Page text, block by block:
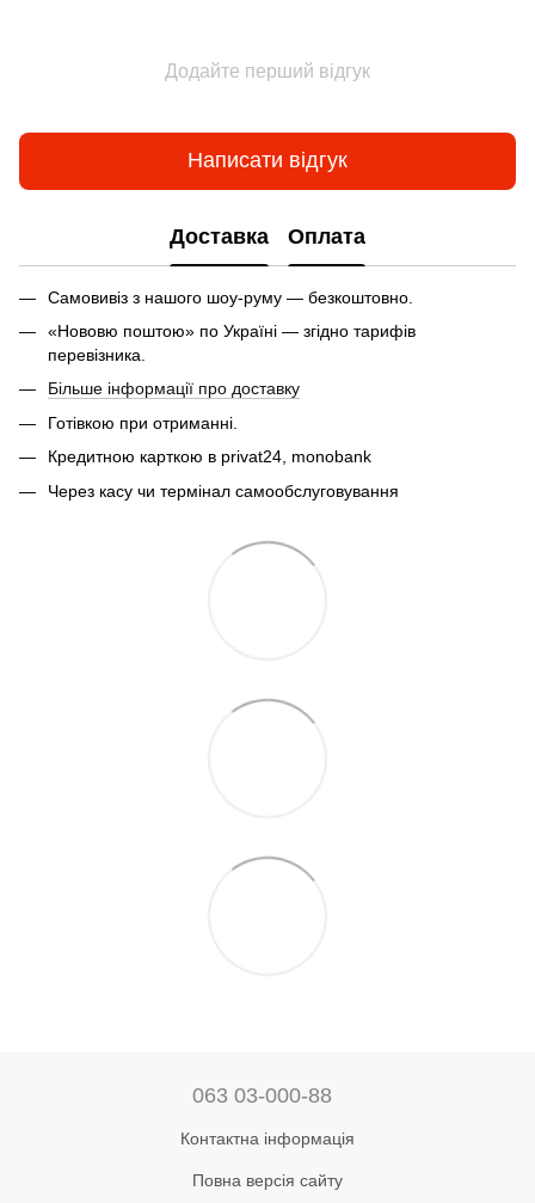
Додайте перший відгук
Написати відгук
Доставка Оплата
Самовивіз з нашого шоу-руму — безкоштовно.
«Нововю поштою» по Україні — згідно тарифів
перевізника.
Більше інформації про доставку
Готівкою при отриманні.
Кредитною карткою в privat24, monobank
Через касу чи термінал самообслуговування
063 03-000-88
Контактна інформація
Повна версія сайту